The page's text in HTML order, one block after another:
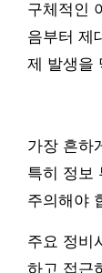
구체적인
음부터 제
제 발생을
가장 흔하
특히 정보
주의해야
주요 정비
하고 접근